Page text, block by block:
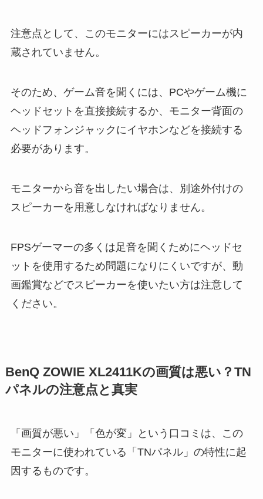
注意点として、このモニターにはスピーカーが内
蔵されていません。
そのため、ゲーム音を聞くには、PCやゲーム機に
ヘッドセットを直接接続するか、モニター背面の
ヘッドフォンジャックにイヤホンなどを接続する
必要があります。
モニターから音を出したい場合は、別途外付けの
スピーカーを用意しなければなりません。
FPSゲーマーの多くは足音を聞くためにヘッドセ
ットを使用するため問題になりにくいですが、動
画鑑賞などでスピーカーを使いたい方は注意して
ください。
BenQ ZOWIE XL2411Kの画質は悪い？TN
パネルの注意点と真実
「画質が悪い」「色が変」という口コミは、この
モニターに使われている「TNパネル」の特性に起
因するものです。